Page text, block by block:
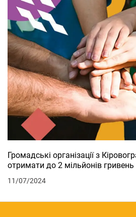
Громадські організації з
отримати до 2 мільйонів
11/07/2024